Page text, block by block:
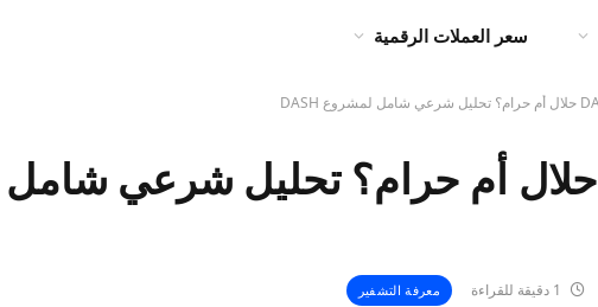
سعر العملات الرقمية
هل عملة DASH حلال أم حرام؟ تحليل شرعي شامل
معرفة التشفير